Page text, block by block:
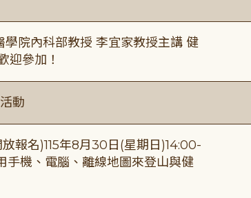
學院內科部教授 李宜家教授主講 健
迎參加！
動
報名)115年8月30日(星期日)14:00-
手機、電腦、離線地圖來登山與健